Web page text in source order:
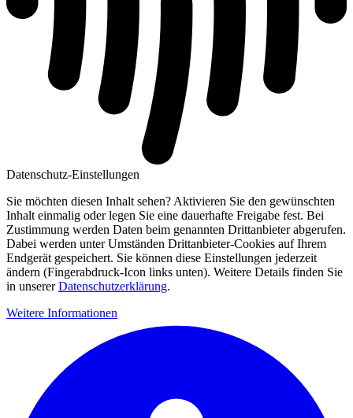
Datenschutz-Einstellungen
Sie möchten diesen Inhalt sehen? Aktivieren Sie den gewünschten
Inhalt einmalig oder legen Sie eine dauerhafte Freigabe fest. Bei
Zustimmung werden Daten beim genannten Drittanbieter abgerufen.
Dabei werden unter Umständen Drittanbieter-Cookies auf Ihrem
Endgerät gespeichert. Sie können diese Einstellungen jederzeit
ändern (Fingerabdruck-Icon links unten). Weitere Details finden Sie
in unsererDatenschutzerklärung.
Weitere Informationen